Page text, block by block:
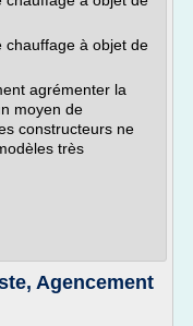
chauffage à objet de
agrémenter la
moyen de
constructeurs ne
très
Agencement